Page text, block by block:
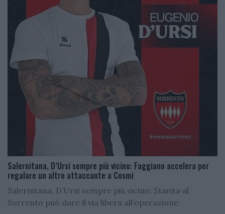
Salernitana, D’Ursi sempre più vicino: Faggiano accelera per
regalare un altro attaccante a Cosmi
Salernitana, D’Ursi sempre più vicino: Starita al
Sorrento può dare il via libera all’operazione